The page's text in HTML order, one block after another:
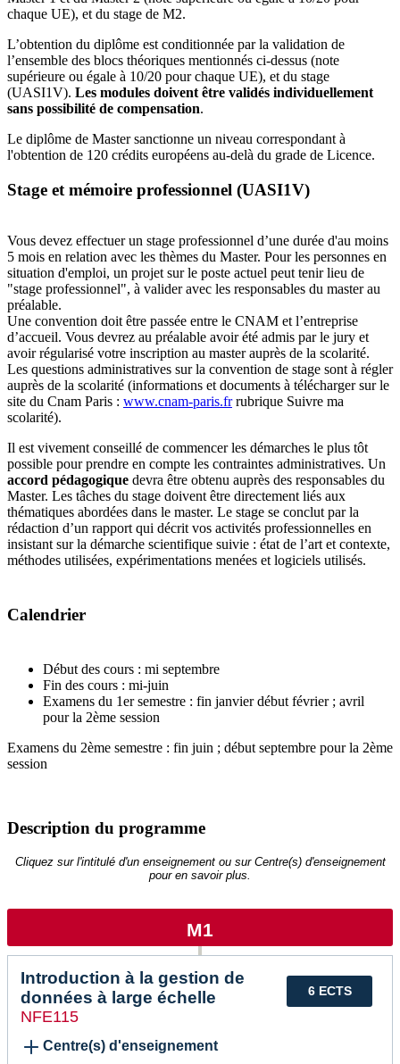
chaque UE), et du stage de M2.
L’obtention du diplôme est conditionnée par la validation de
l’ensemble des blocs théoriques mentionnés ci-dessus (note
supérieure ou égale à 10/20 pour chaque UE), et du stage
(UASI1V). Les modules doivent être validés individuellement
sans possibilité de compensation.
Le diplôme de Master sanctionne un niveau correspondant à
l'obtention de 120 crédits européens au-delà du grade de Licence.
Stage et mémoire professionnel (UASI1V)
Vous devez effectuer un stage professionnel d’une durée d'au moins
5 mois en relation avec les thèmes du Master. Pour les personnes en
situation d'emploi, un projet sur le poste actuel peut tenir lieu de
"stage professionnel", à valider avec les responsables du master au
préalable.
Une convention doit être passée entre le CNAM et l’entreprise
d’accueil. Vous devrez au préalable avoir été admis par le jury et
avoir régularisé votre inscription au master auprès de la scolarité.
Les questions administratives sur la convention de stage sont à régler
auprès de la scolarité (informations et documents à télécharger sur le
site du Cnam Paris : www.cnam-paris.frrubrique Suivre ma
scolarité).
Il est vivement conseillé de commencer les démarches le plus tôt
possible pour prendre en compte les contraintes administratives. Un
accord pédagogique devra être obtenu auprès des responsables du
Master. Les tâches du stage doivent être directement liés aux
thématiques abordées dans le master. Le stage se conclut par la
rédaction d’un rapport qui décrit vos activités professionnelles en
insistant sur la démarche scientifique suivie : état de l’art et contexte,
méthodes utilisées, expérimentations menées et logiciels utilisés.
Calendrier
Début des cours : mi septembre
Fin des cours : mi-juin
Examens du 1er semestre : fin janvier début février ; avril
pour la 2ème session
Examens du 2ème semestre : fin juin ; début septembre pour la 2ème
session
Description du programme
Cliquez sur l'intitulé d'un enseignement ou sur Centre(s) d'enseignement
pour en savoir plus.
M1
6 ECTS
Introduction à la gestion de
données à large échelle
NFE115
Centre(s) d'enseignement